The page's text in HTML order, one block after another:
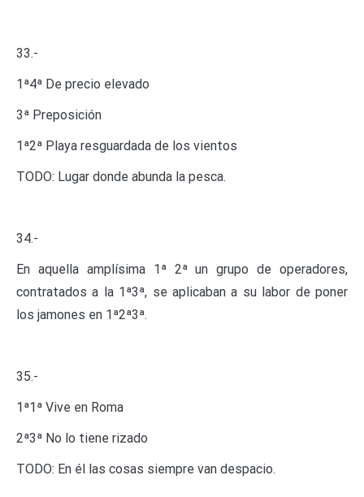
33.-
1ª4ª De precio elevado
3ª Preposición
1ª2ª Playa resguardada de los vientos
TODO: Lugar donde abunda la pesca.
34.-
En aquella amplísima 1ª 2ª un grupo de operadores,
contratados a la 1ª3ª, se aplicaban a su labor de poner
los jamones en 1ª2ª3ª.
35.-
1ª1ª Vive en Roma
2ª3ª No lo tiene rizado
TODO: En él las cosas siempre van despacio.